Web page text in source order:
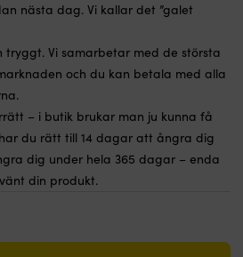
nästa dag. Vi kallar det ”galet
tryggt. Vi samarbetar med de största
och du kan betala med alla
– i butik brukar man ju kunna få
du rätt till 14 dagar att ångra dig
dig under hela 365 dagar – enda
din produkt.